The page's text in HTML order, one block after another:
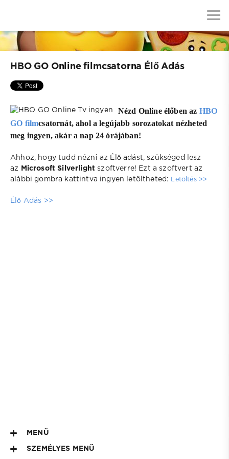
HBO GO Online filmcsatorna Élő Adás
Nézd Online élőben az HBO
GO filmcsatornát, ahol a legújabb sorozatokat nézheted
meg ingyen, akár a nap 24 órájában!
Ahhoz, hogy tudd nézni az Élő adást, szükséged lesz
az
Microsoft Silverlight szoftverre! Ezt a szoftvert az
alábbi gombra kattintva ingyen letöltheted:
Letöltés >>
Élő Adás >>
MENÜ
SZEMÉLYES MENÜ